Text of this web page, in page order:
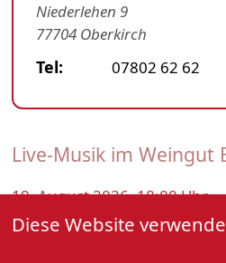
Diese Website
Live-Musik im Weingut
19. August 2026, 18:00 Uhr
Bei Summerwine lauschen Sie
Niederlehen 9
77704 Oberkirch
Tel: 07802 62 62